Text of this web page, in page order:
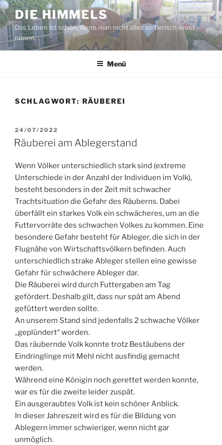
Zum
Inhalt
springen
DIE HIMMELS
Das Leben ist schön, wenn man nicht alles so tierisch ernst
nimmt.
Menü
SCHLAGWORT: RÄUBEREI
VERÖFFENTLICHT
AM
24/07/2022
Räuberei am Ablegerstand
Wenn Völker unterschiedlich stark sind (extreme
Unterschiede in der Anzahl der Individuen im Volk),
besteht besonders in der Zeit mit schwacher
Trachtsituation die Gefahr des Räuberns. Dabei
überfällt ein starkes Volk ein schwächeres, um an die
Futtervorräte des schwachen Volkes zu kommen. Eine
besondere Gefahr besteht für Ableger, die sich in der
Flugnähe von Wirtschaftsvölkern befinden. Auch
unterschiedlich strake Ableger stellen eine gewisse
Gefahr für schwächere Ableger dar.
Die Räuberei wird durch Futtergaben am Tag
gefördert. Deshalb gilt, dass nur spät am Abend
gefüttert werden sollte.
An unserem Stand sind jedenfalls 2 schwache Völker
„geplündert“ worden.
Das räubernde Volk konnte trotz Bestäubens der
Eindringlinge mit Mehl nicht ausfindig gemacht
werden.
Während eine Königin noch gerettet werden konnte,
war es für die zweite leider zuspät.
Ein ausgeraubtes Volk ist kein schöner Anblick.
In dieser Jahreszeit wird es für die Bildung von
Ablegern immer schwieriger, wenn nicht gar
unmöglich.